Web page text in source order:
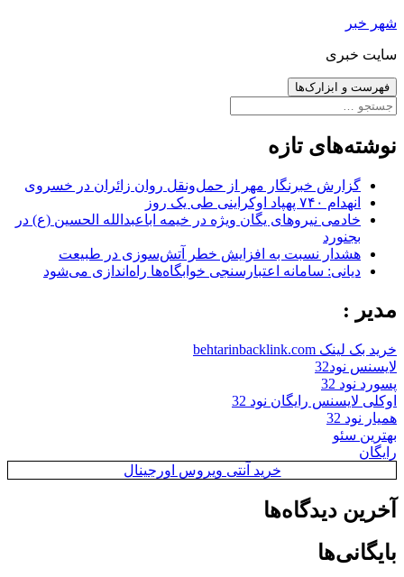
رفتن
نوشته‌ها
شهر خبر
سایت خبری
فهرست و ابزارک‌ها
جستجو
نوشته‌های تازه
گزارش خبرنگار مهر از حمل‌ونقل روان زائران در خسروی
انهدام ۷۴۰ پهپاد اوکراینی طی یک روز
خادمی نیروهای یگان ویژه در خیمه اباعبدالله الحسین (ع) در
بجنورد
هشدار نسبت به افزایش خطر آتش‌سوزی در طبیعت
دیانی: سامانه اعتبارسنجی خوابگاه‌ها راه‌اندازی می‌شود
مدیر :
خرید بک لینک behtarinbacklink.com
لایسنس نود32
پسورد نود 32
اوکلی لایسنس رایگان نود 32
همیار نود 32
بهترین سئو
رایگان
خرید آنتی ویروس اورجینال
آخرین دیدگاه‌ها
بایگانی‌ها